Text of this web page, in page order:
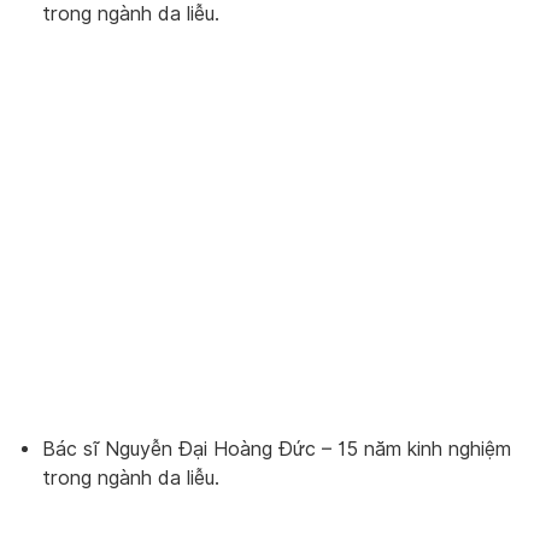
trong ngành da liễu.
Bác sĩ Nguyễn Đại Hoàng Đức – 15 năm kinh nghiệm
trong ngành da liễu.